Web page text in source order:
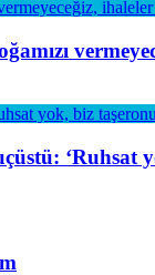
‘Ruhsat